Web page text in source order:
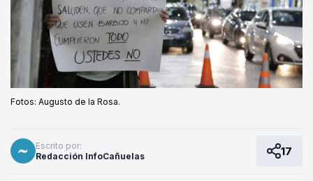
Fotos: Augusto de la Rosa.
Escrito por:
Redacción InfoCañuelas
17